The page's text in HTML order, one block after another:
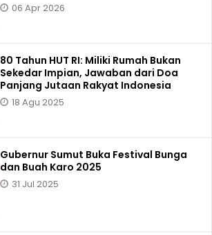
06 Apr 2026
80 Tahun HUT RI: Miliki Rumah Bukan
Sekedar Impian, Jawaban dari Doa
Panjang Jutaan Rakyat Indonesia
18 Agu 2025
Gubernur Sumut Buka Festival Bunga
dan Buah Karo 2025
31 Jul 2025